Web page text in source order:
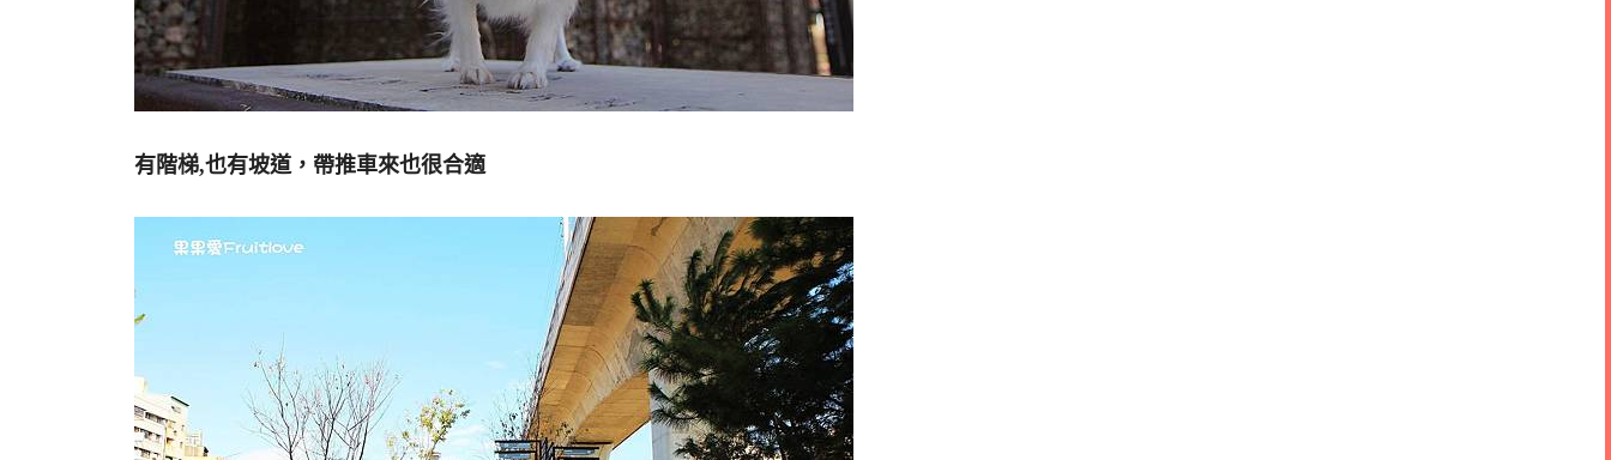
有階梯,也有坡道，帶推車來也很合適